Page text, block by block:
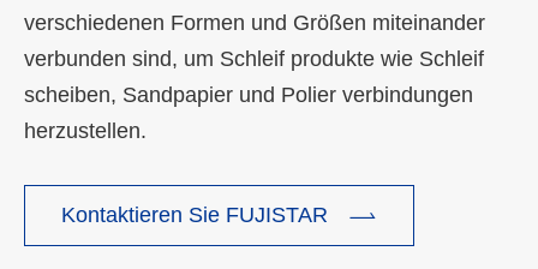
verschiedenen Formen und Größen miteinander
verbunden sind, um Schleif produkte wie Schleif
scheiben, Sandpapier und Polier verbindungen
herzustellen.
Kontaktieren Sie FUJISTAR 